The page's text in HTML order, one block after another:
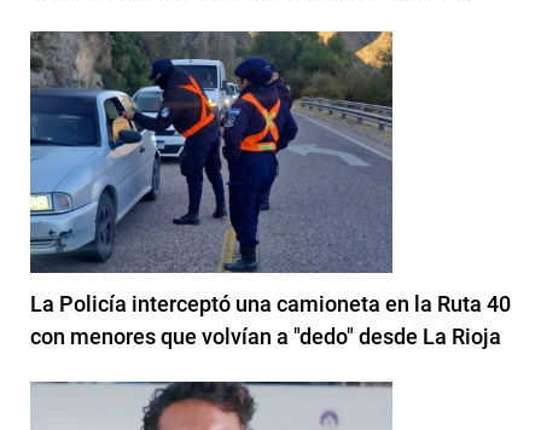
La Policía interceptó una camioneta en la Ruta 40
con menores que volvían a "dedo" desde La Rioja